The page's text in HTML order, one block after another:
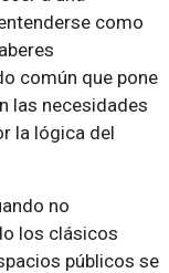
como
común que pone
las necesidades
la lógica del
no
los clásicos
públicos se